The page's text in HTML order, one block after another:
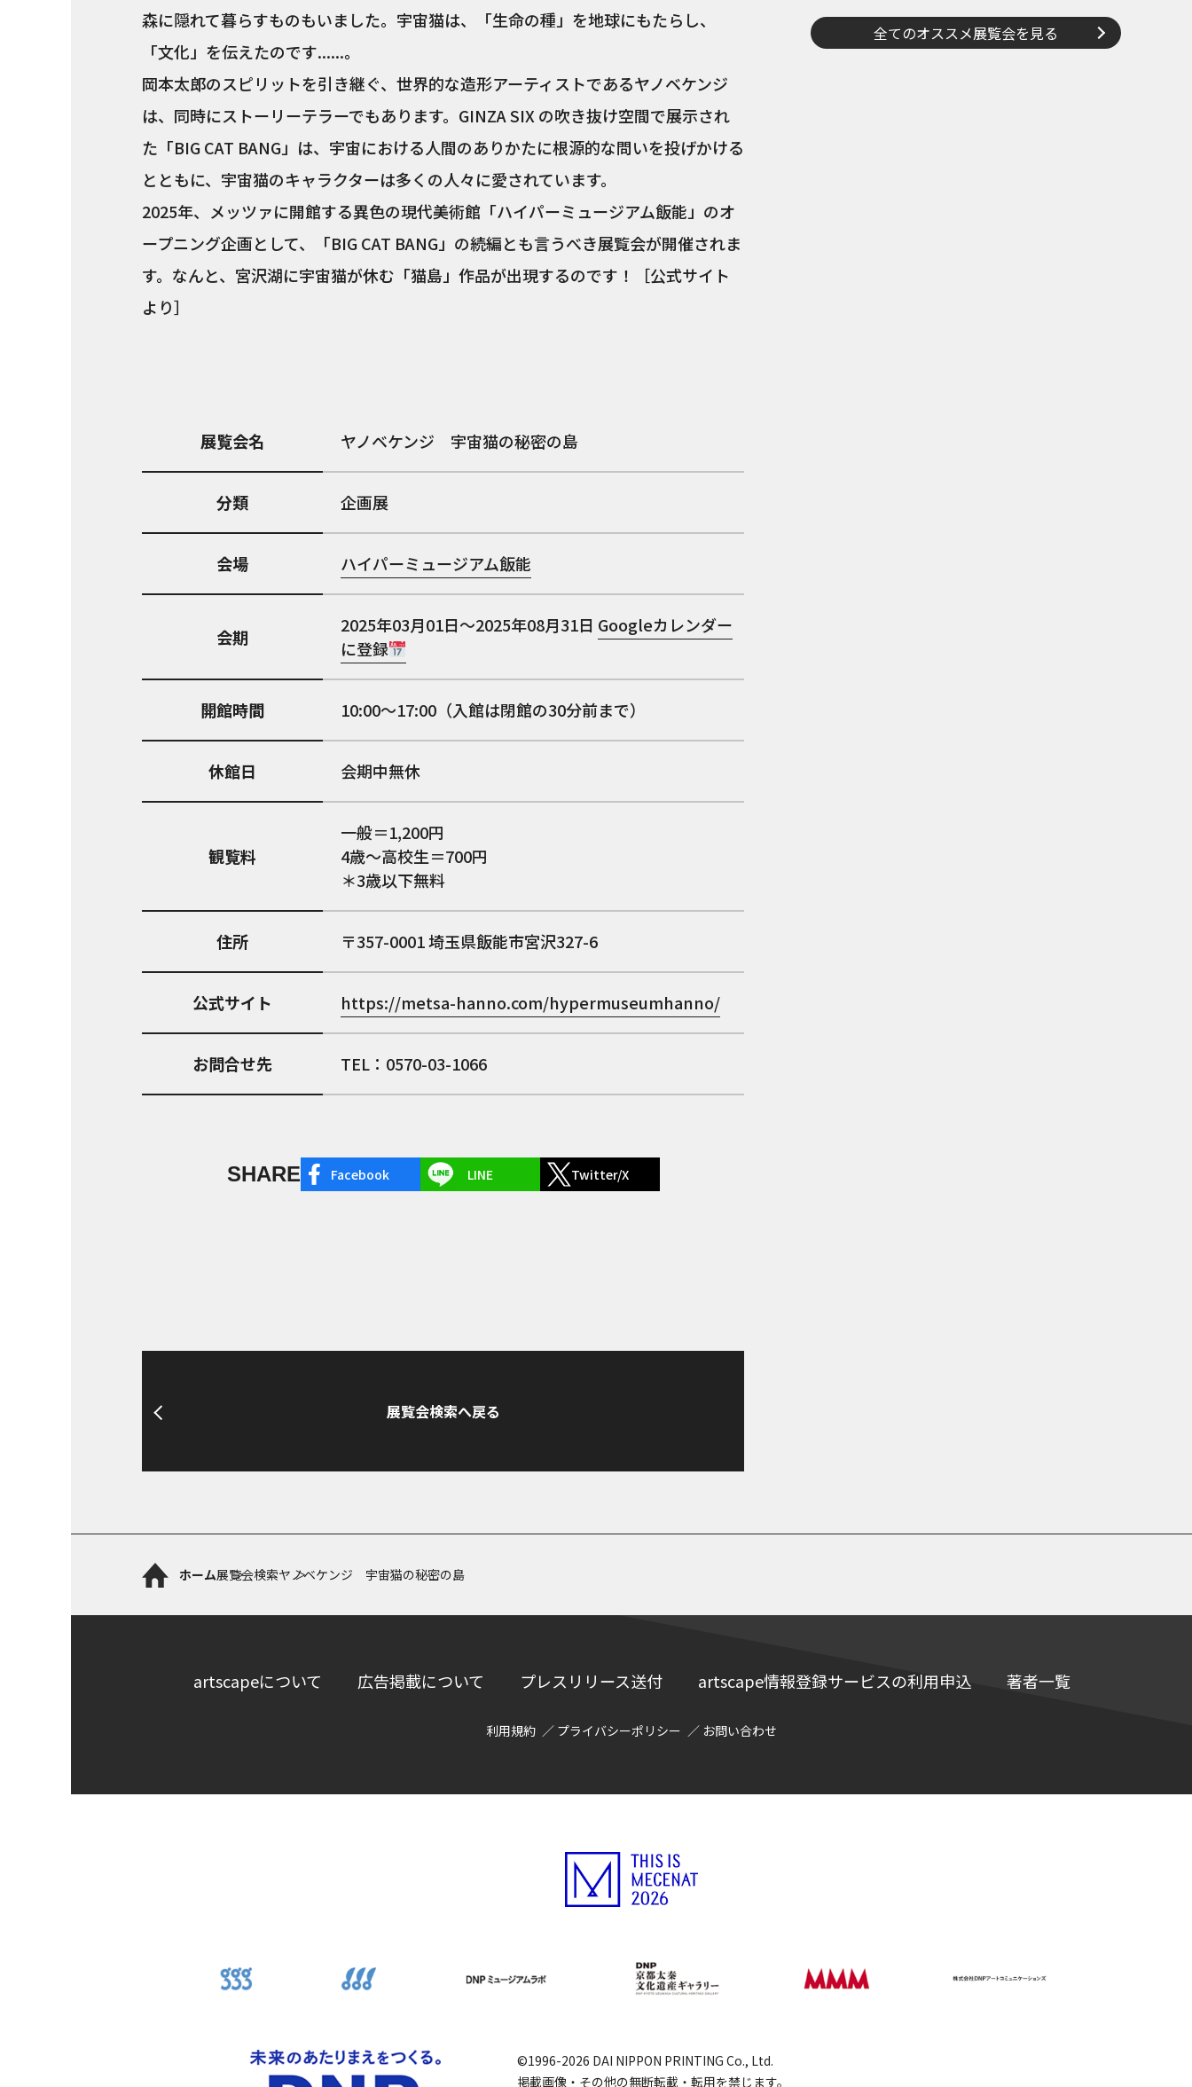
森に隠れて暮らすものもいました。宇宙猫は、「生命の種」を地球にもたらし、
「文化」を伝えたのです......。
岡本太郎のスピリットを引き継ぐ、世界的な造形アーティストであるヤノベケンジ
は、同時にストーリーテラーでもあります。GINZA SIX の吹き抜け空間で展示され
た「BIG CAT BANG」は、宇宙における人間のありかたに根源的な問いを投げかける
とともに、宇宙猫のキャラクターは多くの人々に愛されています。
2025年、メッツァに開館する異色の現代美術館「ハイパーミュージアム飯能」のオ
ープニング企画として、「BIG CAT BANG」の続編とも言うべき展覧会が開催されま
す。なんと、宮沢湖に宇宙猫が休む「猫島」作品が出現するのです！［公式サイト
より］
展覧会名 ヤノベケンジ 宇宙猫の秘密の島
分類 企画展
会場 ハイパーミュージアム飯能
会期
2025年03月01日～2025年08月31日 Googleカレンダー
に登録
開館時間 10:00～17:00（入館は閉館の30分前まで）
休館日 会期中無休
観覧料
一般＝1,200円
4歳～高校生＝700円
＊3歳以下無料
住所 357-0001埼玉県飯能市宮沢327-6
公式サイト https://metsa-hanno.com/hypermuseumhanno/
お問合せ先 TEL：0570-03-1066
SHARE Facebook LINE Twitter/X
展覧会検索へ戻る
全てのオススメ展覧会を見る
ホーム展覧会検索ヤノベケンジ 宇宙猫の秘密の島
artscapeについて 広告掲載について プレスリリース送付 artscape情報登録サービスの利用申込 著者一覧
利用規約 プライバシーポリシー お問い合わせ
©1996-2026 DAI NIPPON PRINTING Co., Ltd.
掲載画像・その他の無断転載・転用を禁じます。